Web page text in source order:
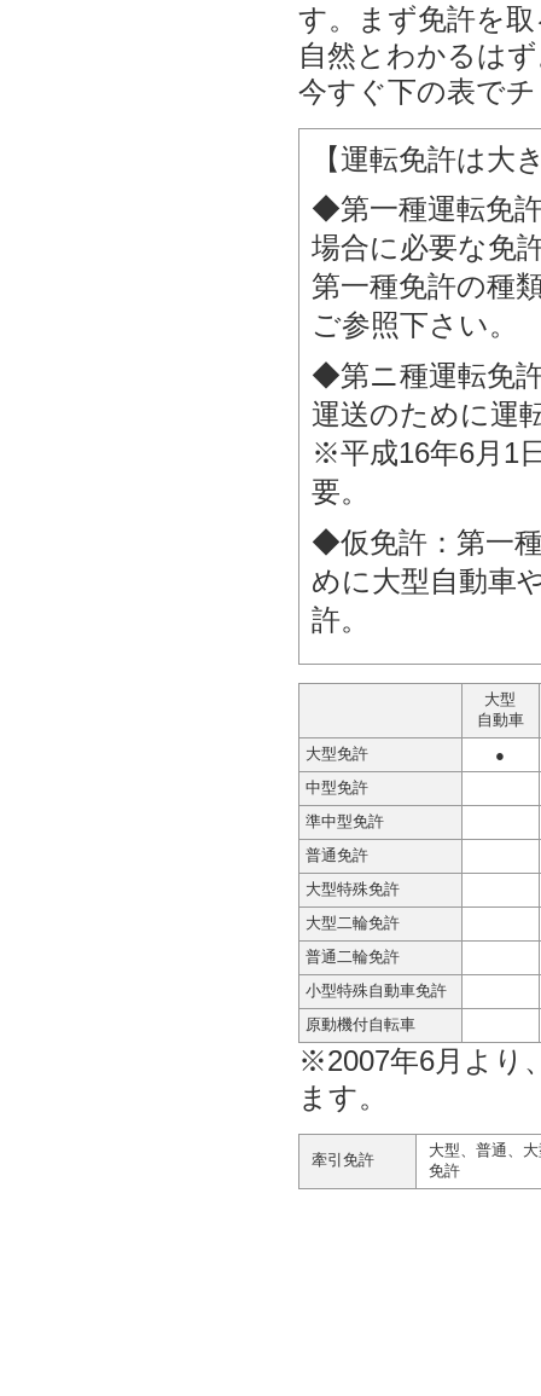
す。まず免許を
自然とわかるは
今すぐ下の表で
【運転免許は大
◆第一種運転免
場合に必要な免
第一種免許の種
ご参照下さい。
◆第ニ種運転免
運送のために運
※平成16年6月1
要。
◆仮免許：第一
めに大型自動車
許。
大型
自動車
大型免許
●
中型免許
準中型免許
普通免許
大型特殊免許
大型二輪免許
普通二輪免許
小型特殊自動車免許
原動機付自転車
※2007年6月より
ます。
牽引免許
大型、普通、
免許